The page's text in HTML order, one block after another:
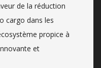
de la réduction
cargo dans les
propice à
et